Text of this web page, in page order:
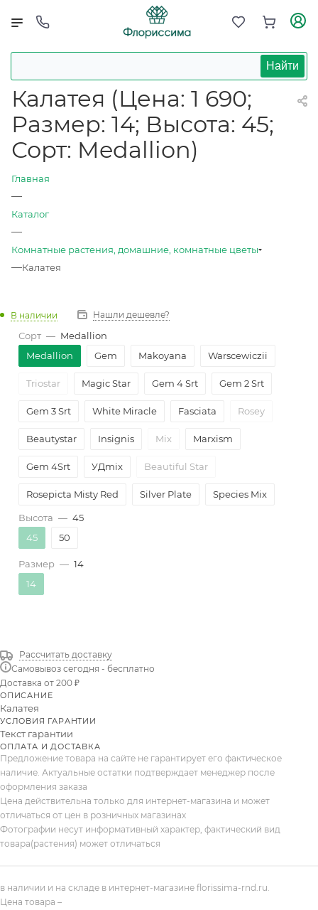
Найти
Калатея (Цена: 1 690;
Размер: 14; Высота: 45;
Сорт: Medallion)
Главная
—
Каталог
—
Комнатные растения, домашние, комнатные цветы
—Калатея
В наличии Нашли дешевле?
Сорт — Medallion
Medallion
Gem Makoyana Warscewiczii
Triostar Magic Star Gem 4 Srt Gem 2 Srt
Gem 3 Srt White Miracle Fasciata Rosey
Beautystar Insignis Mix Marxism
Gem 4Srt УДmix Beautiful Star
Rosepicta Misty Red Silver Plate Species Mix
Misty Red
Высота — 45
45
50
Размер — 14
14
Рассчитать доставку
Самовывоз сегодня - бесплатно
Доставка от 200 ₽
ОПИСАНИЕ
Калатея
УСЛОВИЯ ГАРАНТИИ
Текст гарантии
ОПЛАТА И ДОСТАВКА
Предложение товара на сайте не гарантирует его фактическое
наличие. Актуальные остатки подтверждает менеджер после
оформления заказа
Цена действительна только для интернет-магазина и может
отличаться от цен в розничных магазинах
Фотографии несут информативный характер, фактический вид
товара(растения) может отличаться
в наличии и на складе в интернет-магазине florissima-rnd.ru.
Цена товара –